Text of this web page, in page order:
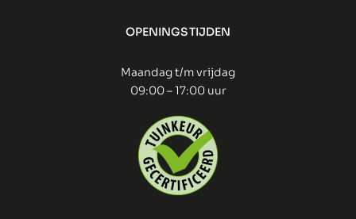
OPENINGSTIJDEN
Maandag t/m vrijdag
09:00 – 17:00 uur